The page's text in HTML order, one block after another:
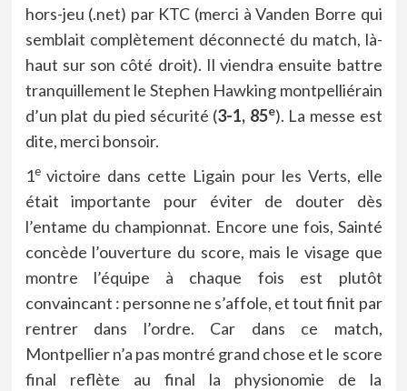
hors-jeu (.net) par KTC (merci à Vanden Borre qui
semblait complètement déconnecté du match, là-
haut sur son côté droit). Il viendra ensuite battre
tranquillement le Stephen Hawking montpelliérain
d’un plat du pied sécurité (3-1, 85e). La messe est
dite, merci bonsoir.
1evictoire dans cette Ligain pour les Verts, elle
était importante pour éviter de douter dès
l’entame du championnat. Encore une fois, Sainté
concède l’ouverture du score, mais le visage que
montre l’équipe à chaque fois est plutôt
convaincant : personne ne s’affole, et tout finit par
rentrer dans l’ordre. Car dans ce match,
Montpellier n’a pas montré grand chose et le score
final reflète au final la physionomie de la